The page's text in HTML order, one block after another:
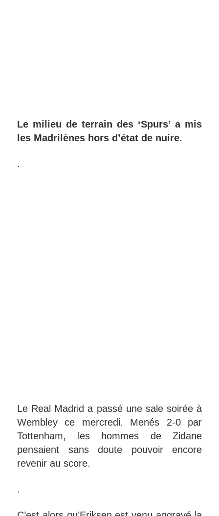
​Le milieu de terrain des ‘Spurs’ a mis
les Madrilènes hors d’état de nuire.
.
Le Real Madrid a passé une sale soirée à
Wembley ce mercredi. Menés 2-0 par
Tottenham, les hommes de Zidane
pensaient sans doute pouvoir encore
revenir au score.
.